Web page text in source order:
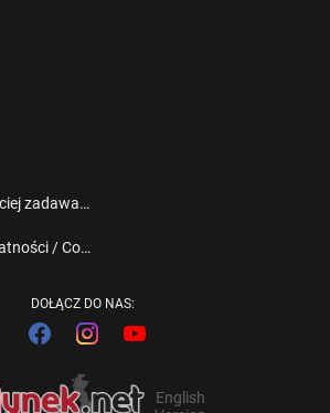
FAQ - Najczęściej zadawane pytania
Polityka prywatności / Cookies
DOŁĄCZ DO NAS:
English